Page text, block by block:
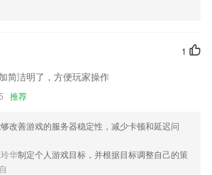
1
简洁明了，方便玩家操作
推荐
够改善游戏的服务器稳定性，减少卡顿和延迟问
华制定个人游戏目标，并根据目标调整自己的策